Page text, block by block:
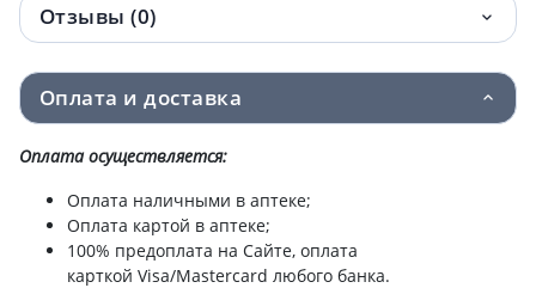
Отзывы (0)
Оплата и доставка
Оплата осуществляется:
Оплата наличными в аптеке;
Оплата картой в аптеке;
100% предоплата на Сайте, оплата
карткой Visa/Mastercard любого банка.